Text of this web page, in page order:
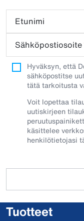
Etunimi
Sähköpostiosoite
Hyväksyn, että
sähköpostitse
tätä tarkoitusta
Voit lopettaa
uutiskirjeen
käsittelee
henkilötietojasi
Tuotteet